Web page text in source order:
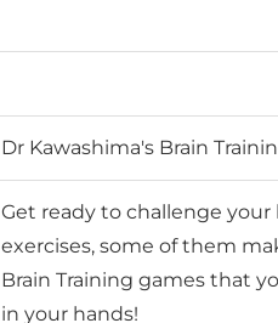
Dr Kawashima's Brain
Get ready to challenge your
exercises, some of them
Brain Training games that
in your hands!